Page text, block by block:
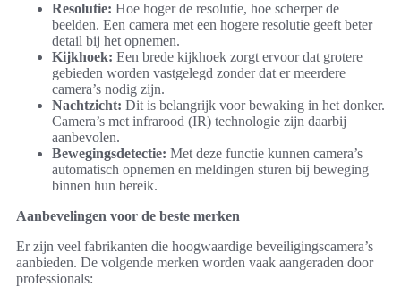
Resolutie: Hoe hoger de resolutie, hoe scherper de
beelden. Een camera met een hogere resolutie geeft beter
detail bij het opnemen.
Kijkhoek: Een brede kijkhoek zorgt ervoor dat grotere
gebieden worden vastgelegd zonder dat er meerdere
camera’s nodig zijn.
Nachtzicht: Dit is belangrijk voor bewaking in het donker.
Camera’s met infrarood (IR) technologie zijn daarbij
aanbevolen.
Bewegingsdetectie: Met deze functie kunnen camera’s
automatisch opnemen en meldingen sturen bij beweging
binnen hun bereik.
Aanbevelingen voor de beste merken
Er zijn veel fabrikanten die hoogwaardige beveiligingscamera’s
aanbieden. De volgende merken worden vaak aangeraden door
professionals: